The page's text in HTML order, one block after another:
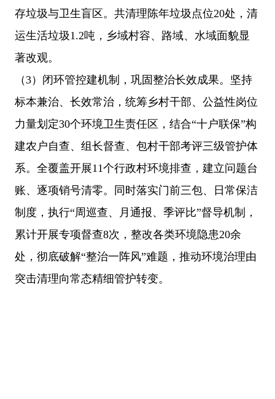
存垃圾与卫生盲区。共清理陈年垃圾点位20处，清
运生活垃圾1.2吨，乡域村容、路域、水域面貌显
著改观。
（3）闭环管控建机制，巩固整治长效成果。坚持
标本兼治、长效常治，统筹乡村干部、公益性岗位
力量划定30个环境卫生责任区，结合“十户联保”构
建农户自查、组长督查、包村干部考评三级管护体
系。全覆盖开展11个行政村环境排查，建立问题台
账、逐项销号清零。同时落实门前三包、日常保洁
制度，执行“周巡查、月通报、季评比”督导机制，
累计开展专项督查8次，整改各类环境隐患20余
处，彻底破解“整治一阵风”难题，推动环境治理由
突击清理向常态精细管护转变。